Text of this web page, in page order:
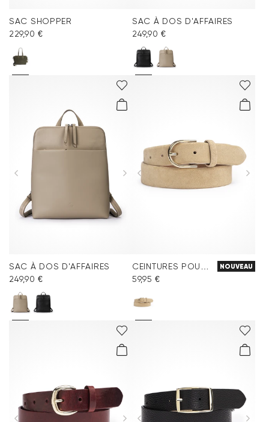
SAC SHOPPER
229,90 €
SAC À DOS D'AFFAIRES
249,90 €
SAC À DOS D'AFFAIRES
249,90 €
NOUVEAU
59,95 €